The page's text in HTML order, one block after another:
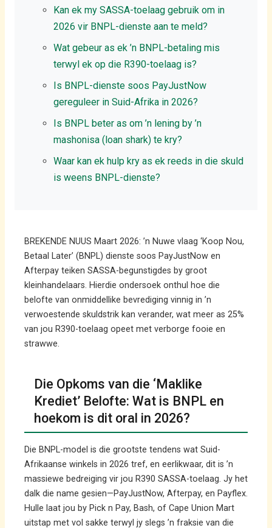
Kan ek my SASSA-toelaag gebruik om in
2026 vir BNPL-dienste aan te meld?
Wat gebeur as ek ’n BNPL-betaling mis
terwyl ek op die R390-toelaag is?
Is BNPL-dienste soos PayJustNow
gereguleer in Suid-Afrika in 2026?
Is BNPL beter as om ’n lening by ’n
mashonisa (loan shark) te kry?
Waar kan ek hulp kry as ek reeds in die skuld
is weens BNPL-dienste?
BREKENDE NUUS Maart 2026: ’n Nuwe vlaag ‘Koop Nou,
Betaal Later’ (BNPL) dienste soos PayJustNow en
Afterpay teiken SASSA-begunstigdes by groot
kleinhandelaars. Hierdie ondersoek onthul hoe die
belofte van onmiddellike bevrediging vinnig in ’n
verwoestende skuldstrik kan verander, wat meer as 25%
van jou R390-toelaag opeet met verborge fooie en
strawwe.
Die Opkoms van die ‘Maklike
Krediet’ Belofte: Wat is BNPL en
hoekom is dit oral in 2026?
Die BNPL-model is die grootste tendens wat Suid-
Afrikaanse winkels in 2026 tref, en eerlikwaar, dit is ’n
massiewe bedreiging vir jou R390 SASSA-toelaag. Jy het
dalk die name gesien—PayJustNow, Afterpay, en Payflex.
Hulle laat jou by Pick n Pay, Bash, of Cape Union Mart
uitstap met vol sakke terwyl jy slegs ’n fraksie van die